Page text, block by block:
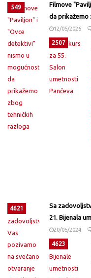
549
Filmove
da prikažemo
12/05/2026
2507
4621
Sa
21. Bijenala
20/05/2024
4623